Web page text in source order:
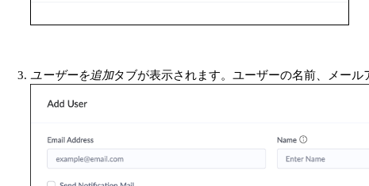
ユーザーを追加タブが表示されます。ユーザーの名前、メール